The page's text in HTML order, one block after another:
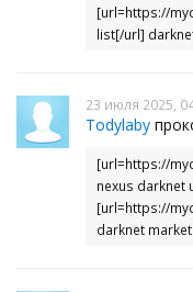
[url=https://
list[/url]
23 июля 2025,
Todylaby
[url=https://
nexus darknet
[url=https://
darknet